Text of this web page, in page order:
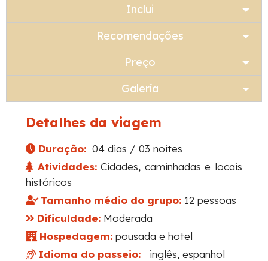
Inclui
Recomendações
Preço
Galería
Detalhes da viagem
Duração: 04 dias / 03 noites
Atividades:Cidades, caminhadas e locais
históricos
Tamanho médio do grupo: 12 pessoas
Dificuldade: Moderada
Hospedagem: pousada e hotel
Idioma do passeio:
inglês, espanhol